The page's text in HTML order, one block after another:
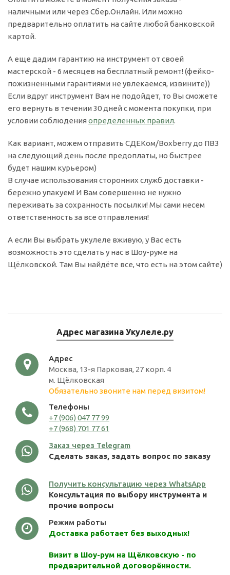
наличными или через Сбер.Онлайн. Или можно
предварительно оплатить на сайте любой банковской
картой.
А еще дадим гарантию на инструмент от своей
мастерской - 6 месяцев на бесплатный ремонт! (фейко-
пожизненными гарантиями не увлекаемся, извините))
Если вдруг инструмент Вам не подойдет, то Вы сможете
его вернуть в течении 30 дней с момента покупки, при
условии соблюдения определенных правил.
Как вариант, можем отправить СДЕКом/Boxberry до ПВЗ
на следующий день после предоплаты, но быстрее
будет нашим курьером)
В случае использования сторонних служб доставки -
бережно упакуем! И Вам совершенно не нужно
переживать за сохранность посылки! Мы сами несем
ответственность за все отправления!
А если Вы выбрать укулеле вживую, у Вас есть
возможность это сделать у нас в Шоу-руме на
Щёлковской. Там Вы найдёте все, что есть на этом сайте)
Адрес магазина Укулеле.ру
Адрес
Москва, 13-я Парковая, 27 корп. 4
м. Щёлковская
Обязательно звоните нам перед визитом!
Телефоны
+7 (906) 047 77 99
+7 (968) 701 77 61
Заказ через Telegram
Сделать заказ, задать вопрос по заказу
Получить консультацию через WhatsApp
Консультация по выбору инструмента и
прочие вопросы
Режим работы
Доставка работает без выходных!
Визит в Шоу-рум на Щёлковскую - по
предварительной договорённости.